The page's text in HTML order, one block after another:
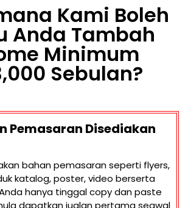
Kami Boleh
Anda Tambah
Minimum
Sebulan?
Pemasaran Disediakan
bahan pemasaran seperti flyers,
katalog, poster, video berserta
hanya tinggal copy dan paste
dapatkan jualan pertama seawal